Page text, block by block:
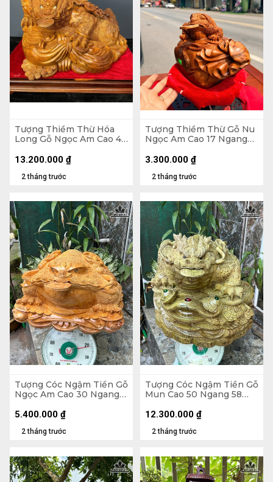
Tượng Thiềm Thừ Hóa
Long Gỗ Ngọc Am Cao 43
2 tháng trước
13.200.000 ₫
Tượng Thiềm Thừ Gỗ Nu
Ngọc Am Cao 17 Ngang
2 tháng trước
3.300.000 ₫
Tượng Cóc Ngậm Tiền Gỗ
Ngọc Am Cao 30 Ngang
2 tháng trước
5.400.000 ₫
Tượng Cóc Ngậm Tiền Gỗ
Mun Cao 50 Ngang 58
2 tháng trước
12.300.000 ₫